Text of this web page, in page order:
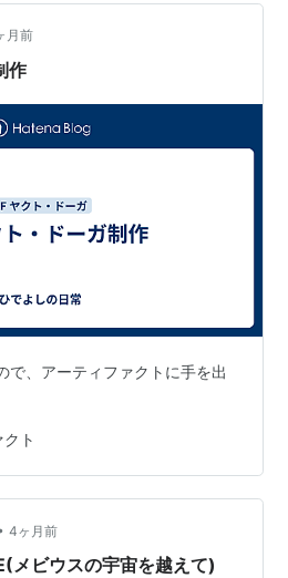
月前
作
で、アーティファクトに手を出
ト
4ヶ月前
メビウスの宇宙を越えて)